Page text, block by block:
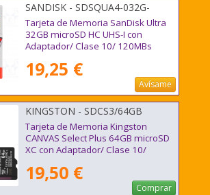
SANDISK - SDSQUA4-032G-
GN6MA
Tarjeta de Memoria SanDisk Ultra
32GB microSD HC UHS-I con
Adaptador/ Clase 10/ 120MBs
19,25 €
Avísame
KINGSTON - SDCS3/64GB
Tarjeta de Memoria Kingston
CANVAS Select Plus 64GB microSD
XC con Adaptador/ Clase 10/
19,50 €
Comprar